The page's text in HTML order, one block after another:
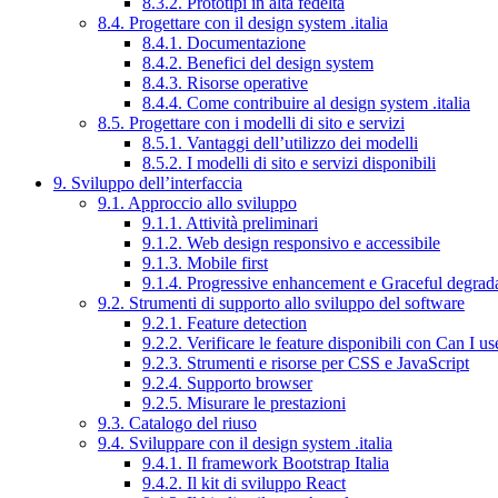
8.4. Progettare con il design system .italia
8.4.1. Documentazione
8.4.2. Benefici del design system
8.4.3. Risorse operative
8.4.4. Come contribuire al design system .italia
8.5. Progettare con i modelli di sito e servizi
8.5.1. Vantaggi dell’utilizzo dei modelli
8.5.2. I modelli di sito e servizi disponibili
9. Sviluppo dell’interfaccia
9.1. Approccio allo sviluppo
9.1.1. Attività preliminari
9.1.2. Web design responsivo e accessibile
9.1.3. Mobile first
9.1.4. Progressive enhancement e Graceful
9.2. Strumenti di supporto allo sviluppo del software
9.2.1. Feature detection
9.2.2. Verificare le feature disponibili con Can I
9.2.3. Strumenti e risorse per CSS e JavaScript
9.2.4. Supporto browser
9.2.5. Misurare le prestazioni
9.3. Catalogo del riuso
9.4. Sviluppare con il design system .italia
9.4.1. Il framework Bootstrap Italia
9.4.2. Il kit di sviluppo React